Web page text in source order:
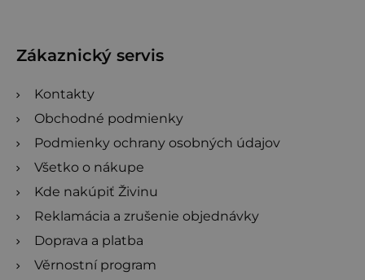
Zákaznický servis
Kontakty
Obchodné podmienky
Podmienky ochrany osobných údajov
Všetko o nákupe
Kde nakúpiť Živinu
Reklamácia a zrušenie objednávky
Doprava a platba
Věrnostní program